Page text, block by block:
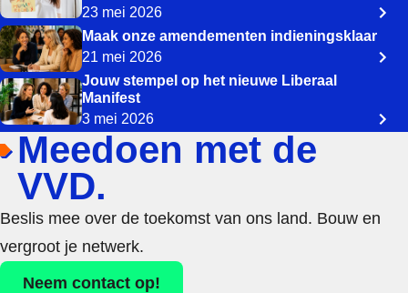
23 mei 2026
Maak onze amendementen indieningsklaar
21 mei 2026
Jouw stempel op het nieuwe Liberaal
Manifest
3 mei 2026
Meedoen met de
VVD.
Beslis mee over de toekomst van ons land. Bouw en
vergroot je netwerk.
Neem contact op!